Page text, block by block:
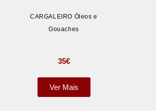
CARGALEIRO Óleos e
Gouaches
35€
Ver Mais